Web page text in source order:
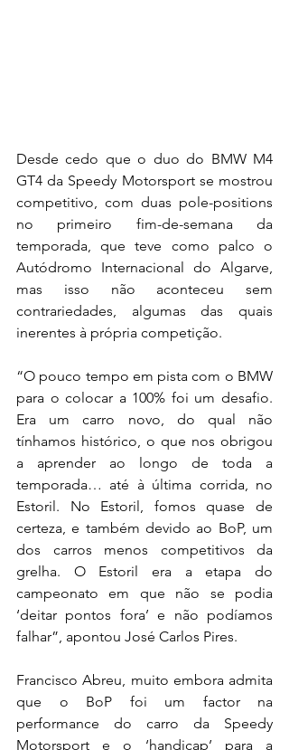
Desde cedo que o duo do BMW M4
GT4 da Speedy Motorsport se mostrou
competitivo, com duas pole-positions
no primeiro fim-de-semana da
temporada, que teve como palco o
Autódromo Internacional do Algarve,
mas isso não aconteceu sem
contrariedades, algumas das quais
inerentes à própria competição.
“O pouco tempo em pista com o BMW
para o colocar a 100% foi um desafio.
Era um carro novo, do qual não
tínhamos histórico, o que nos obrigou
a aprender ao longo de toda a
temporada… até à última corrida, no
Estoril. No Estoril, fomos quase de
certeza, e também devido ao BoP, um
dos carros menos competitivos da
grelha. O Estoril era a etapa do
campeonato em que não se podia
‘deitar pontos fora’ e não podíamos
falhar”, apontou José Carlos Pires.
Francisco Abreu, muito embora admita
que o BoP foi um factor na
performance do carro da Speedy
Motorsport e o ‘handicap’ para a